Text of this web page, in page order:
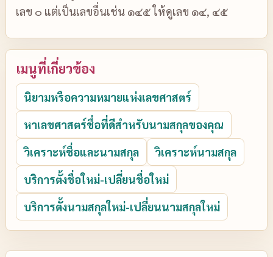
เลข ๐ แต่เป็นเลขอื่นเช่น ๑๔๕ ให้ดูเลข ๑๔, ๔๕
เมนูที่เกี่ยวข้อง
นิยามหรือความหมายแห่งเลขศาสตร์
หาเลขศาสตร์ชื่อที่ดีสำหรับนามสกุลของคุณ
วิเคราะห์ชื่อและนามสกุล
วิเคราะห์นามสกุล
บริการตั้งชื่อใหม่-เปลี่ยนชื่อใหม่
บริการตั้งนามสกุลใหม่-เปลี่ยนนามสกุลใหม่